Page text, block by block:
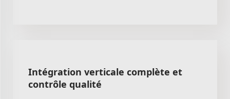
Intégration verticale complète et
contrôle qualité